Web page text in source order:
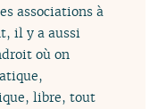
associations à
il y a aussi
où on
libre, tout